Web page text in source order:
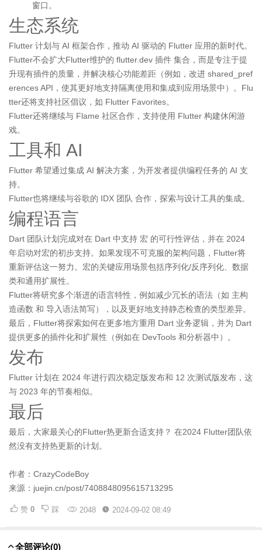
窗口。
生态系统
Flutter 计划与 AI 框架合作，推动 AI 驱动的 Flutter 应用的新时代。
Flutter不会扩大Flutter维护的 flutter.dev 插件 集合，而是专注于提
升现有插件的质量，并解决核心功能差距（例如，改进 shared_pref
erences API，使其更好地支持隔离使用和集成到应用场景中）。Flu
tter还将支持社区倡议，如 Flutter Favorites。
Flutter还将继续与 Flame 社区合作，支持使用 Flutter 构建休闲游
戏。
工具和 AI
Flutter 希望通过集成 AI 解决方案，为开发者提供编程任务的 AI 支
持。
Flutter也将继续与谷歌的 IDX 团队 合作，探索与设计工具的集成。
编程语言
Dart 团队计划完成对在 Dart 中支持 宏 的可行性评估，并在 2024
年启动对宏的初步支持。如果发现不可克服的架构问题，Flutter将
重新评估这一努力。宏的关键应用场景包括序列化/反序列化、数据
类和通用扩展性。
Flutter将研究多个渐进的语言特性，例如减少冗长的语法（如 主构
造函数 和 导入语法简写），以及更好地支持静态检查的类型差异。
最后，Flutter将探索如何在更多地方重用 Dart 业务逻辑，并为 Dart
提供更多的插件化和扩展性（例如在 DevTools 和分析器中）。
发布
Flutter 计划在 2024 年进行四次稳定版发布和 12 次测试版发布，这
与 2023 年的节奏相似。
最后
最后，大家最关心的Flutter热更新合适支持？ 在2024 Flutter团队依
然没有支持热更新的计划。
作者：CrazyCodeBoy
来源：juejin.cn/post/7408848095615713295
赞 0 踩 2048 2024-09-02 08:49
全部评论(0)